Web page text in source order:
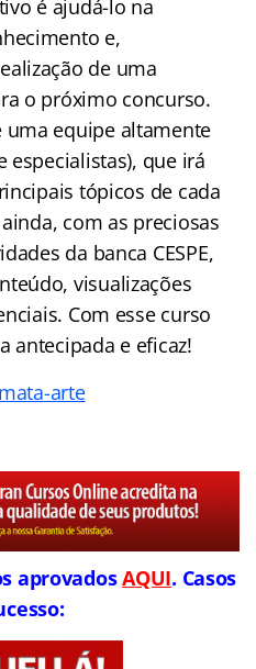
é ajudá-lo na
e,
de uma
o próximo concurso.
uma equipe altamente
especialistas), que irá
tópicos de cada
com as preciosas
da banca CESPE,
visualizações
Com esse curso
antecipada e eficaz!
aprovadosAQUI. Casos